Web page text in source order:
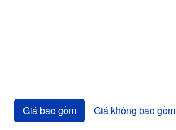
Giá bao gồm Giá không bao gồm